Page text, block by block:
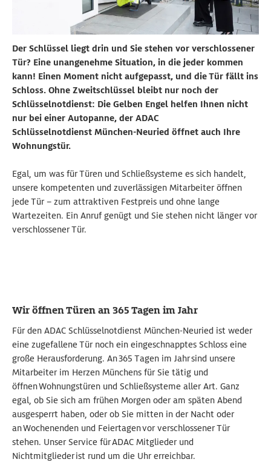
Der Schlüssel liegt drin und Sie stehen vor verschlossener
Tür? Eine unangenehme Situation, in die jeder kommen
kann! Einen Moment nicht aufgepasst, und die Tür fällt ins
Schloss. Ohne Zweitschlüssel bleibt nur noch der
Schlüsselnotdienst: Die Gelben Engel helfen Ihnen nicht
nur bei einer Autopanne, der ADAC
Schlüsselnotdienst München-Neuried öffnet auch Ihre
Wohnungstür.
Egal, um was für Türen und Schließsysteme es sich handelt,
unsere kompetenten und zuverlässigen Mitarbeiter öffnen
jede Tür – zum attraktiven Festpreis und ohne lange
Wartezeiten. Ein Anruf genügt und Sie stehen nicht länger vor
verschlossener Tür.
Wir öffnen Türen an 365 Tagen im Jahr
Für den ADAC Schlüsselnotdienst München-Neuried ist weder
eine zugefallene Tür noch ein eingeschnapptes Schloss eine
große Herausforderung. An 365 Tagen im Jahr sind unsere
Mitarbeiter im Herzen Münchens für Sie tätig und
öffnen Wohnungstüren und Schließsysteme aller Art. Ganz
egal, ob Sie sich am frühen Morgen oder am späten Abend
ausgesperrt haben, oder ob Sie mitten in der Nacht oder
an Wochenenden und Feiertagen vor verschlossener Tür
stehen. Unser Service für ADAC Mitglieder und
Nichtmitglieder ist rund um die Uhr erreichbar.